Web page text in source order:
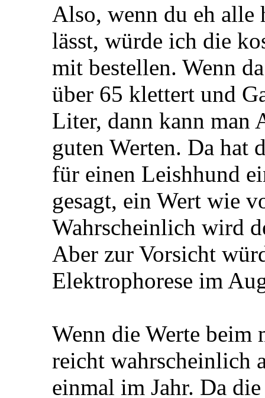
Also, wenn du eh alle
lässt, würde ich die
mit bestellen. Wenn
über 65 klettert und
Liter, dann kann man
guten Werten. Da hat
für einen Leishhund
gesagt, ein Wert wie
Wahrscheinlich wird
Aber zur Vorsicht
Elektrophorese im
Wenn die Werte beim
reicht wahrscheinlich
einmal im Jahr. Da